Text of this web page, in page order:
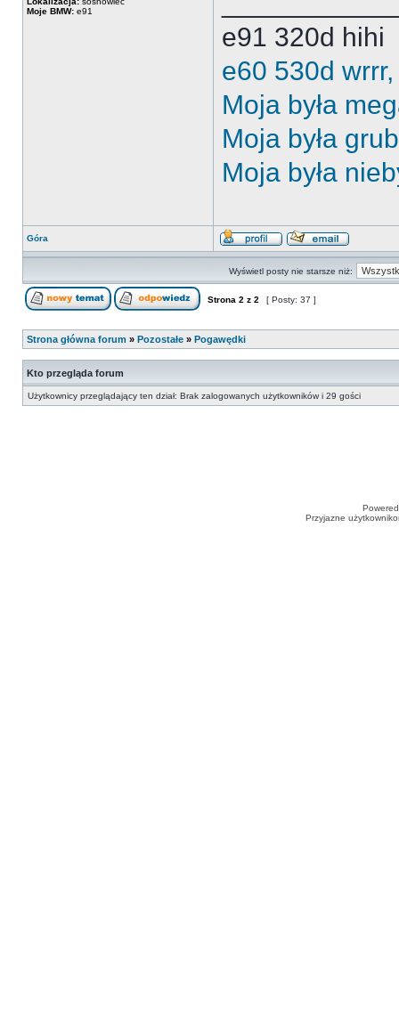
Moje BMW: e91
e91 320d hihi
e60 530d
Moja była
Moja była
Moja była
Góra
Wyświetl posty nie starsze niż:
Strona 2 z 2 [ Posty: 37 ]
Strona główna forum » Pozostałe » Pogawędki
Kto przegląda forum
Użytkownicy przeglądający ten dział: Brak zalogowanych użytkowników i 29 gości
Przyjazne